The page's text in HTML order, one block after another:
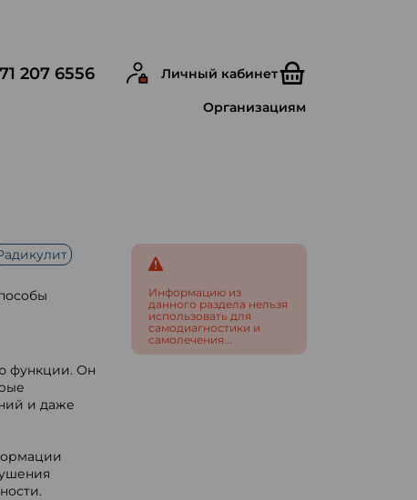
207 6556 Личный кабинет
Организациям
функции. Он
и даже
Информацию из
данного раздела нельзя
использовать для
самодиагностики и
самолечения...